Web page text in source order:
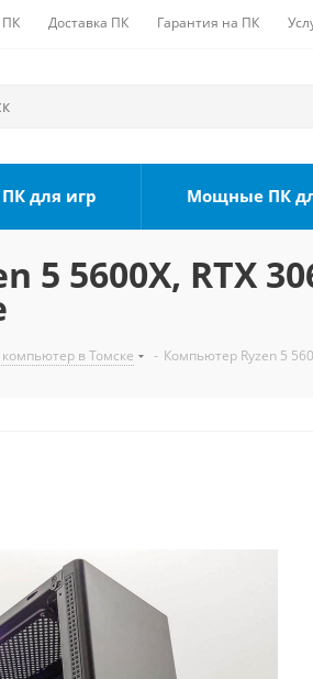
ПК Доставка ПК Гарантия на ПК
для игр Мощные ПК
5600X, RTX
в Томске - Компьютер Ryzen 5